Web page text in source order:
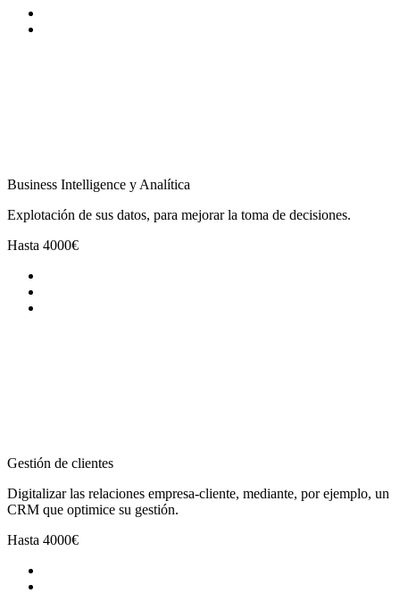
Business Intelligence y Analítica
Explotación de sus datos, para mejorar la toma de decisiones.
Hasta 4000€
Gestión de clientes
Digitalizar las relaciones empresa-cliente, mediante, por ejemplo, un
CRM que optimice su gestión.
Hasta 4000€